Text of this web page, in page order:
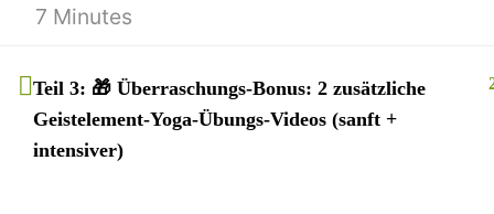
7 Minutes
Teil 3: 🎁 Überraschungs-Bonus: 2 zusätzliche
Geistelement-Yoga-Übungs-Videos (sanft +
intensiver)
YogaMentor.de – Anleitung zur
Loslassen.Rocks – Innere
Heilyoga.ME – Für Yoga-